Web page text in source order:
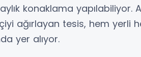
konaklama yapılabiliyor.
ağırlayan tesis, hem yerli
yer alıyor.